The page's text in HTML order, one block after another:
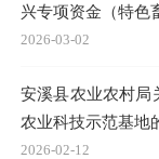
兴专项资金（特色
2026-03-02
安溪县农业农村局
农业科技示范基地
2026-02-12